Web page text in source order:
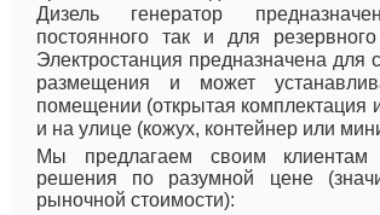
Дизель генератор
постоянного так и для
Электростанция предназначена для
размещения и может
помещении (открытая комплектация
и на улице (кожух, контейнер или
Мы предлагаем своим клиентам
решения по разумной цене
рыночной стоимости):